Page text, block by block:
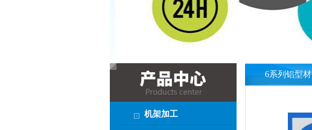
机架加工
大型机架焊接加工 重型设备...
广东大型机架焊接厂家 可上...
铝型材外罩厂家直销 按需定...
非标铝型材外罩 车间设备安...
加厚方通钣金机架 承重机架...
6系列铝型材